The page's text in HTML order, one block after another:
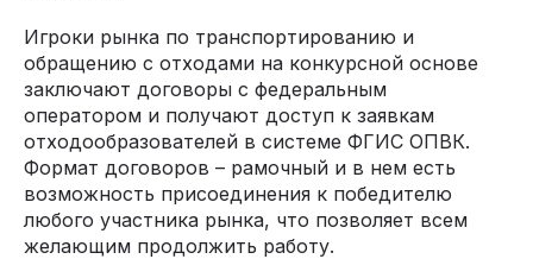
Игроки рынка по транспортированию и
обращению с отходами на конкурсной основе
заключают договоры с федеральным
оператором и получают доступ к заявкам
отходообразователей в системе ФГИС ОПВК.
Формат договоров – рамочный и в нем есть
возможность присоединения к победителю
любого участника рынка, что позволяет всем
желающим продолжить работу.